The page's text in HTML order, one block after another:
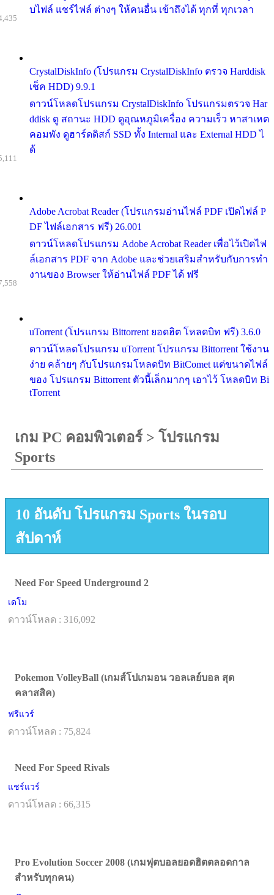
บไฟล์ แชร์ไฟล์ ต่างๆ ให้คนอื่น เข้าถึงได้ ทุกที่ ทุกเวลา
CrystalDiskInfo (โปรแกรม CrystalDiskInfo ตรวจ Harddisk
เช็ค HDD) 9.9.1
ดาวน์โหลดโปรแกรม CrystalDiskInfo โปรแกรมตรวจ Har
ddisk ดู สถานะ HDD ดูอุณหภูมิเครื่อง ความเร็ว หาสาเหต
คอมพัง ดูฮาร์ดดิสก์ SSD ทั้ง Internal และ External HDD ไ
ด้
Adobe Acrobat Reader (โปรแกรมอ่านไฟล์ PDF เปิดไฟล์ P
DF ไฟล์เอกสาร ฟรี) 26.001
ดาวน์โหลดโปรแกรม Adobe Acrobat Reader เพื่อไว้เปิดไฟ
ล์เอกสาร PDF จาก Adobe และช่วยเสริมสำหรับกับการทำ
งานของ Browser ให้อ่านไฟล์ PDF ได้ ฟรี
uTorrent (โปรแกรม Bittorrent ยอดฮิต โหลดบิท ฟรี) 3.6.0
ดาวน์โหลดโปรแกรม uTorrent โปรแกรม Bittorrent ใช้งาน
ง่าย คล้ายๆ กับโปรแกรมโหลดบิท BitComet แต่ขนาดไฟล์
ของ โปรแกรม Bittorrent ตัวนี้เล็กมากๆ เอาไว้ โหลดบิท Bi
tTorrent
เกม PC คอมพิวเตอร์> โปรแกรม
Sports
10 อันดับ โปรแกรม Sports ในรอบ
สัปดาห์
Need For Speed Underground 2
เดโม
ดาวน์โหลด : 316,092
Pokemon VolleyBall (เกมส์โปเกมอน วอลเลย์บอล สุด
คลาสสิค)
ฟรีแวร์
ดาวน์โหลด : 75,824
Need For Speed Rivals
แชร์แวร์
ดาวน์โหลด : 66,315
Pro Evolution Soccer 2008 (เกมฟุตบอลยอดฮิตตลอดกาล
สำหรับทุกคน)